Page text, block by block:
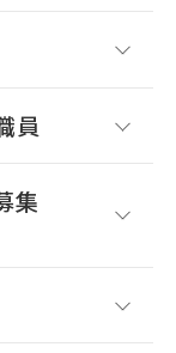
員
集